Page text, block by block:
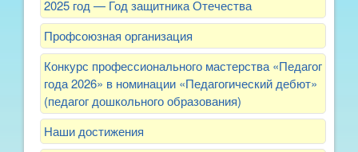
2025 год — Год защитника Отечества
Профсоюзная организация
Конкурс профессионального мастерства «Педагог
года 2026» в номинации «Педагогический дебют»
(педагог дошкольного образования)
Наши достижения